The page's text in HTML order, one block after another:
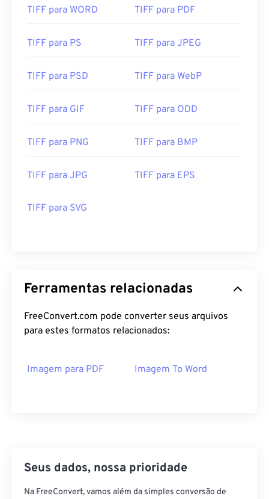
TIFF para WORD TIFF para PDF
TIFF para PS TIFF para JPEG
TIFF para PSD TIFF para WebP
TIFF para GIF TIFF para ODD
TIFF para PNG TIFF para BMP
TIFF para JPG TIFF para EPS
TIFF para SVG
Ferramentas relacionadas
FreeConvert.com pode converter seus arquivos
para estes formatos relacionados:
Imagem para PDF Imagem To Word
Seus dados, nossa prioridade
Na FreeConvert, vamos além da simples conversão de